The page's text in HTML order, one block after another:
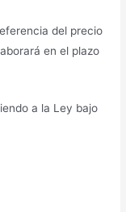
del precio
en el plazo
a la Ley bajo